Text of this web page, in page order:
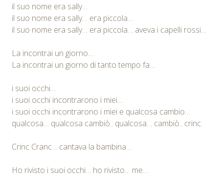
il suo nome era sally…
il suo nome era sally… era piccola…
il suo nome era sally… era piccola… aveva i capelli rossi…
La incontrai un giorno…
La incontrai un giorno di tanto tempo fa…
i suoi occhi…
i suoi occhi incontrarono i miei…
i suoi occhi incontrarono i miei e qualcosa cambio…
qualcosa… qualcosa cambiò.. qualcosa… cambiò.. crinc.
Crinc Cranc… cantava la bambina…
Ho rivisto i suoi occhi… ho rivisto… me…